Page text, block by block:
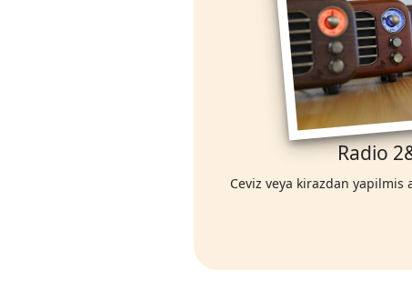
Radio
Ceviz veya kirazdan yapilmis